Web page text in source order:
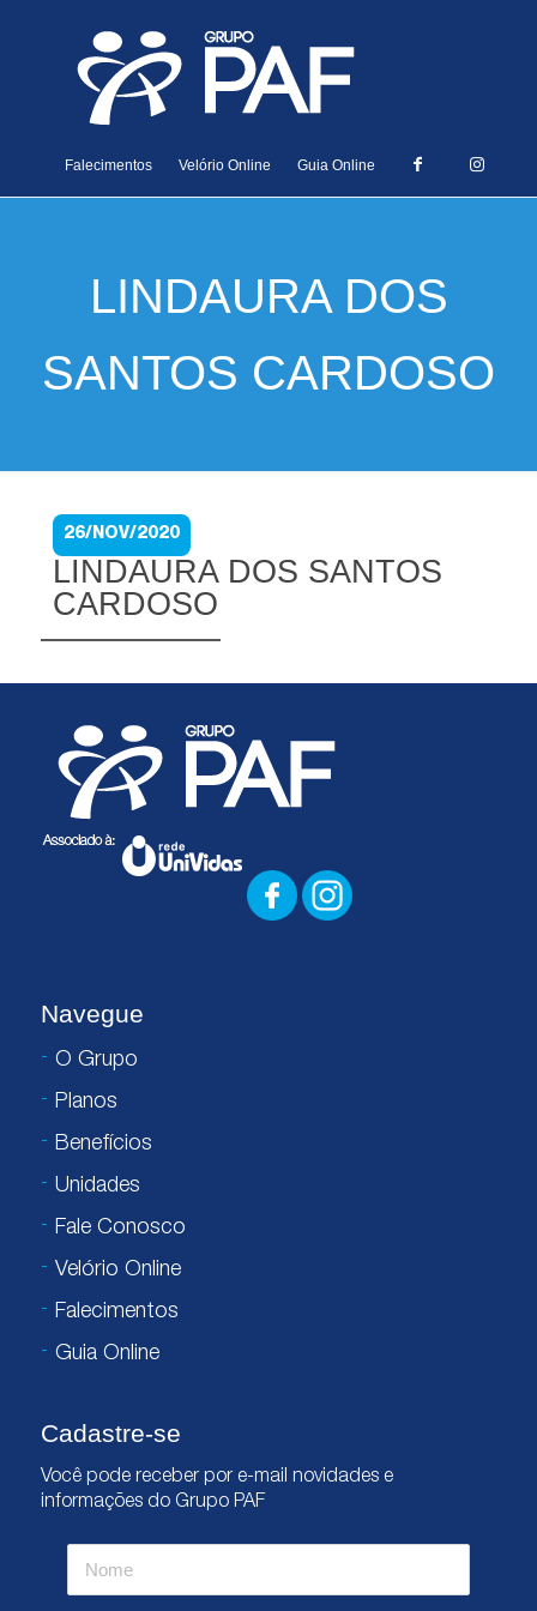
Falecimentos Velório Online Guia Online
LINDAURA DOS
SANTOS CARDOSO
26/NOV/2020
LINDAURA DOS SANTOS
CARDOSO
Navegue
O Grupo
Planos
Benefícios
Unidades
Fale Conosco
Velório Online
Falecimentos
Guia Online
Cadastre-se
Você pode receber por e-mail novidades e
informações do Grupo PAF